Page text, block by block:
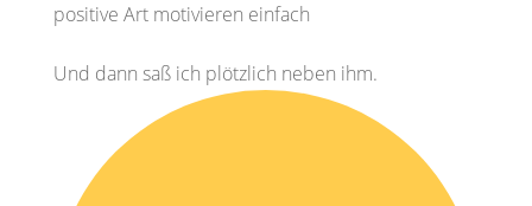
positive Art motivieren einfach
Und dann saß ich plötzlich neben ihm.